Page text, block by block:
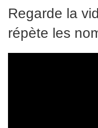
Regarde la
répète les